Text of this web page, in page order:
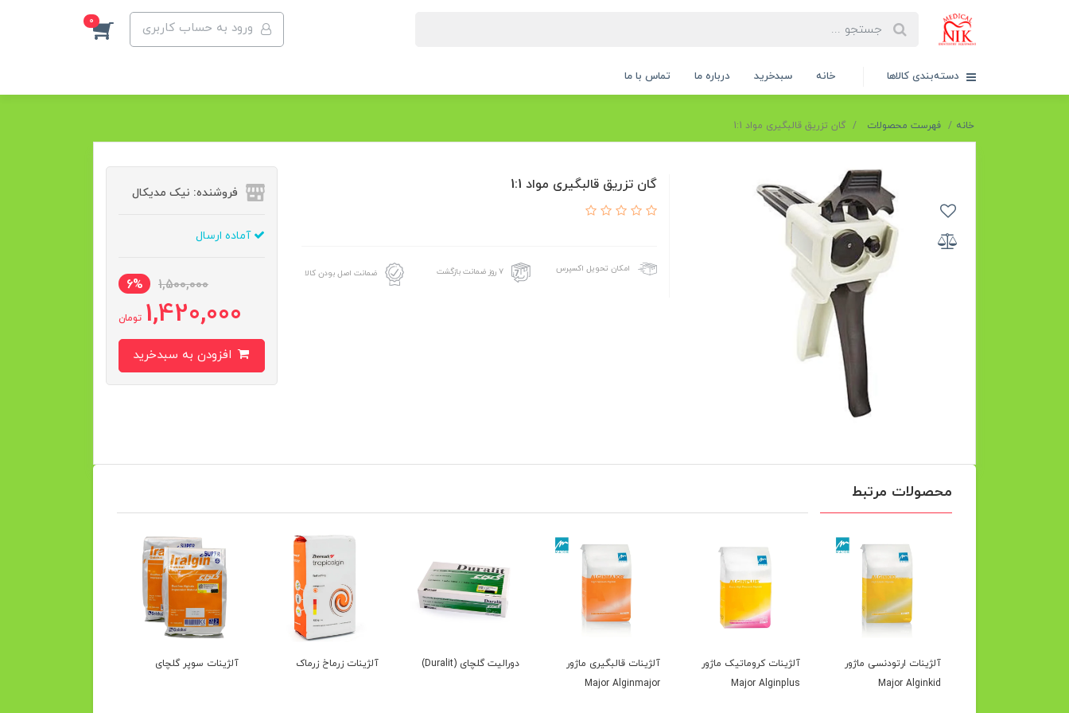
ورود به حساب کاربری 0
دسته‌بندی کالاها خانه سبدخرید درباره ما تماس با ما
خانه فهرست محصولات گان تزریق قالبگیری مواد 1:1
گان تزریق قالبگیری مواد 1:1
امکان تحویل اکسپرس ۷ روز ضمانت بازگشت ضمانت اصل بودن کالا
فروشنده: نیک مدیکال
آماده ارسال
1,500,000
6%
1,420,000 تومان
محصولات مرتبط
آلژینات ارتودنسی ماژور
Major Alginkid
آلژینات کروماتیک ماژور
Major Alginplus
آلژینات قالبگیری ماژور
Major Alginmajor
دورالیت گلچای (Duralit) آلژینات زرماخ زرماک آلژینات سوپر گلچای